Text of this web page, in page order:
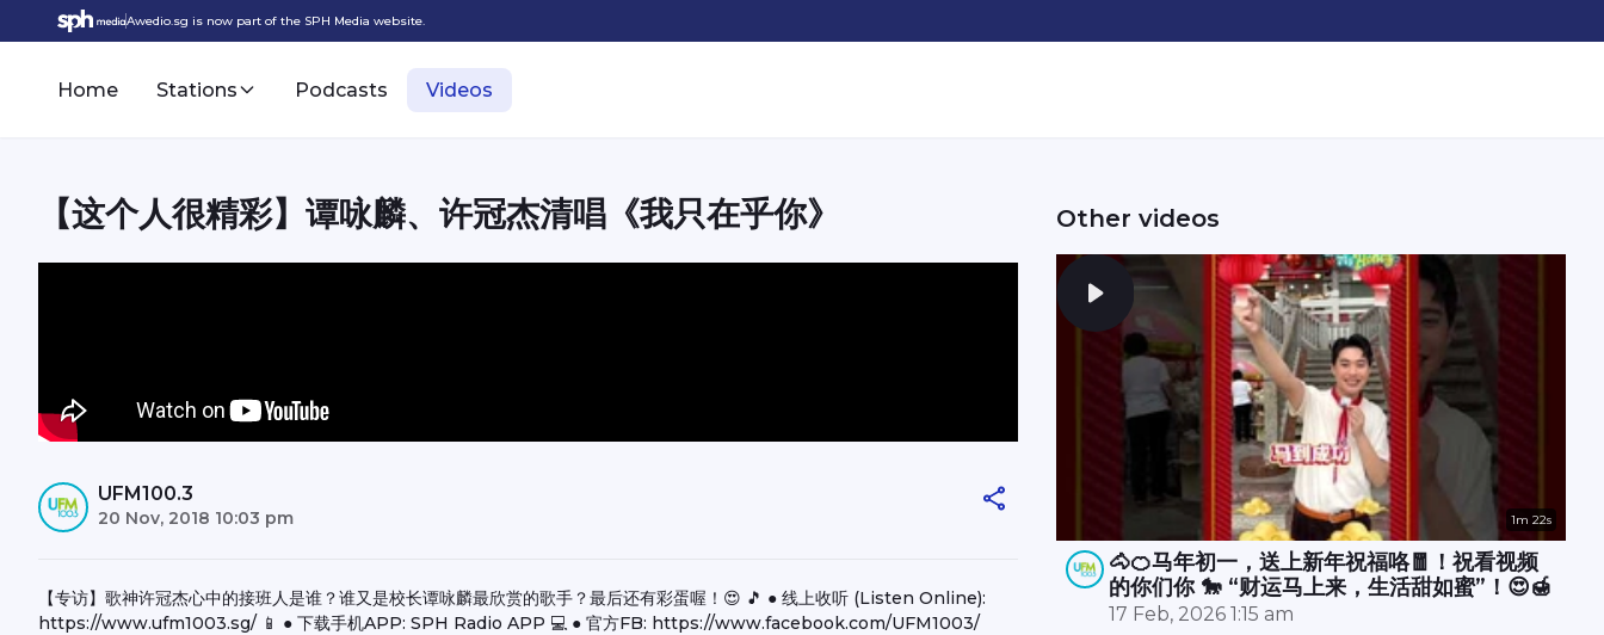
Awedio.sg is now part of the SPH Media website.
Home Stations Podcasts Videos
【这个人很精彩】谭咏麟、许冠杰清唱《我只在乎你》
UFM100.3
20 Nov, 2018 10:03 pm
【专访】歌神许冠杰心中的接班人是谁？谁又是校长谭咏麟最欣赏的歌手？最后还有彩蛋喔！😍 🎵 ● 线上收听 (Listen Online):
https://www.ufm1003.sg/ 📱 ● 下载手机APP: SPH Radio APP 💻 ● 官方FB: https://www.facebook.com/UFM1003/
Other videos
1m 22s
🐴🍊马年初一，送上新年祝福咯🧧！祝看视频
的你们你 🐎 “财运马上来，生活甜如蜜”！😍🍯
17 Feb, 2026 1:15 am